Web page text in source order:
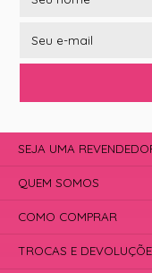
SEJA UMA
QUEM SOMOS
COMO COMPRAR
TROCAS E